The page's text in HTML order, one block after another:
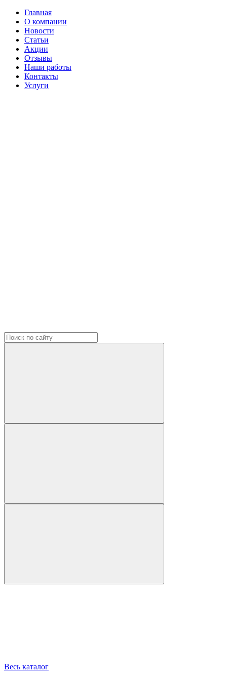
Главная
О компании
Новости
Статьи
Акции
Отзывы
Наши работы
Контакты
Услуги
Весь каталог